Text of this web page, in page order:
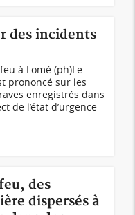
des incidents
à Lomé (ph)Le
prononcé sur les
enregistrés dans
de l’état d’urgence
des
dispersés à